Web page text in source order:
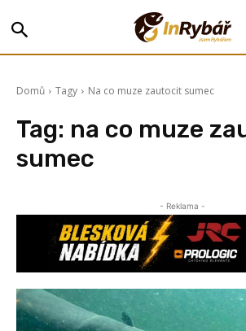
Domů Tagy Na co muze zautocit sumec
Tag: na co muze
sumec
- Reklama -